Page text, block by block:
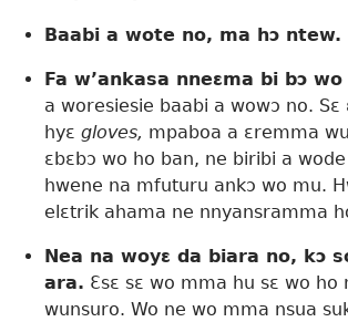
Baabi a wote no, ma hɔ ntew.
Fa w’ankasa nneɛma bi bɔ
a woresiesie baabi a wowɔ no. Sɛ
hyɛ gloves, mpaboa a ɛremma
ɛbɛbɔ wo ho ban, ne biribi a
hwene na mfuturu ankɔ wo mu.
elɛtrik ahama ne nnyansramma
Nea na woyɛ da biara no, kɔ
ara. Ɛsɛ sɛ wo mma hu sɛ wo ho
wunsuro. Wo ne wo mma nsua